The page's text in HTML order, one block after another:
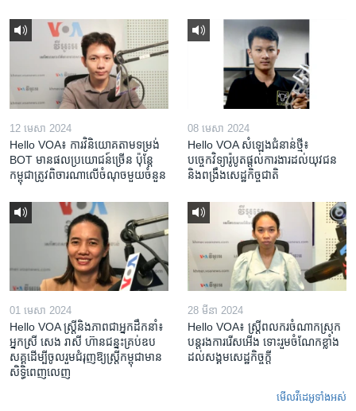
12 មេសា 2024
Hello VOA៖ ការ​វិនិយោគ​តាម​ទម្រង់ ​
BOT​ មាន​ផល​ប្រយោជន៍​ច្រើន ប៉ុន្តែ​
កម្ពុជា​ត្រូវ​ពិចារណា​លើ​ចំណុច​មួយ​ចំនួន
08 មេសា 2024
Hello VOA សំឡេង​ជំនាន់​ថ្មី៖
បច្ចេកវិទ្យា​រ៉ូបូត​ផ្តល់​ការងារ​ដល់​យុវជន
និង​ពង្រឹង​​សេដ្ឋកិច្ច​ជាតិ​​​​​​
01 មេសា 2024
Hello VOA ស្ត្រីនិងភាពជាអ្នកដឹកនាំ៖
អ្នកស្រី សេង រាសី ហ៊ានជន្នះគ្រប់ឧប
សគ្គដើម្បីចូលរួមជំរុញឱ្យស្រ្តីកម្ពុជាមាន
សិទ្ធិពេញលេញ
28 មីនា 2024
Hello VOA៖ ស្រ្តីពលករចំណាកស្រុក
បន្តរងការរើសអើង ទោះរួមចំណែកខ្លាំង
ដល់សង្គមសេដ្ឋកិច្ចក្តី
មើល​វីដេអូ​ទាំង​អស់